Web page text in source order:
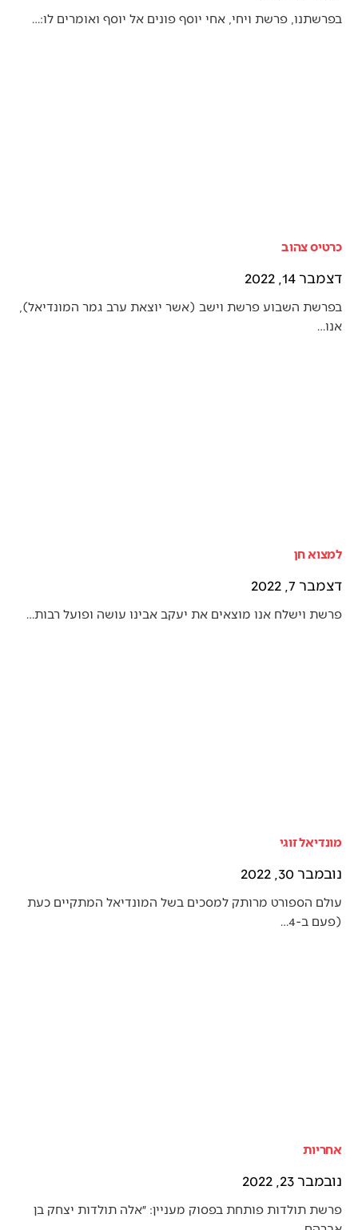
בפרשתנו, פרשת ויחי, אחי יוסף פונים אל יוסף ואומרים לו:…
כרטיס צהוב
דצמבר 14, 2022
בפרשת השבוע פרשת וישב (אשר יוצאת ערב גמר המונדיאל),
אנו…
למצוא חן
דצמבר 7, 2022
פרשת וישלח אנו מוצאים את יעקב אבינו עושה ופועל רבות…
מונדיאל זוגי
נובמבר 30, 2022
עולם הספורט מרותק למסכים בשל המונדיאל המתקיים כעת
(פעם ב-4…
אחריות
נובמבר 23, 2022
פרשת תולדות פותחת בפסוק מעניין: ״אלה תולדות יצחק בן